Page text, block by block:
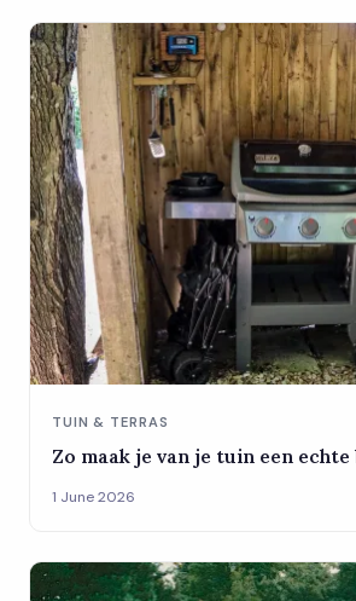
TUIN & TERRAS
Zo maak je van je tuin een
1 June 2026